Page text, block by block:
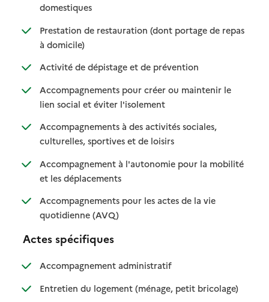
domestiques: disponible
: non disponible
Prestation de restauration (dont portage de repas
à domicile): disponible
: non disponible
Activité de dépistage et de prévention: disponible
: non disponible
Accompagnements pour créer ou maintenir le
lien social et éviter l'isolement: disponible
: non disponible
Accompagnements à des activités sociales,
culturelles, sportives et de loisirs: disponible
: non disponible
Accompagnement à l'autonomie pour la mobilité
et les déplacements: disponible
: non disponible
Accompagnements pour les actes de la vie
quotidienne (AVQ): disponible
: non disponible
Actes spécifiques
Accompagnement administratif: disponible
: non disponible
Entretien du logement (ménage, petit bricolage): disponible
: non